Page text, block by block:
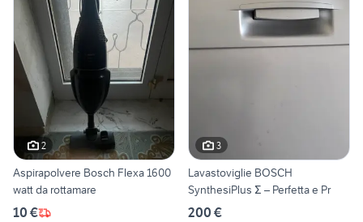
2
Aspirapolvere Bosch Flexa 1600
watt da rottamare
10 €
3
Lavastoviglie BOSCH
SynthesiPlus Σ – Perfetta e Pr
200 €